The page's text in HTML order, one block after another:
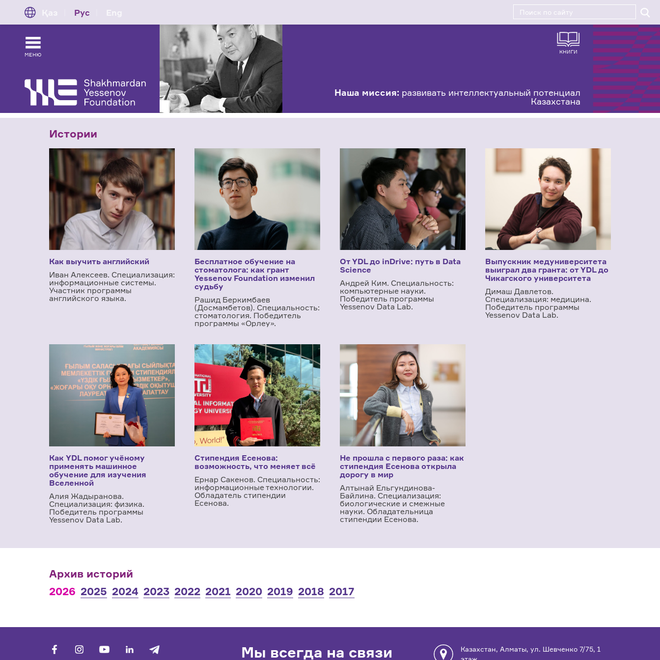
Рус
МЕНЮ КНИГИ
Наша миссия: развивать интеллектуальный потенциал
Казахстана
Истории
Как выучить английский
Иван Алексеев. Специализация:
информационные системы.
Участник программы
английского языка.
Бесплатное обучение на
стоматолога: как грант
Yessenov Foundation изменил
судьбу
Рашид Беркимбаев
(Досмамбетов). Специальность:
cтоматология. Победитель
программы «Орлеу».
От YDL до inDrive: путь в Data
Science
Андрей Ким. Специальность:
компьютерные науки.
Победитель программы
Yessenov Data Lab.
Выпускник медуниверситета
выиграл два гранта: от YDL до
Чикагского университета
Димаш Давлетов.
Специализация: медицина.
Победитель программы
Yessenov Data Lab.
Как YDL помог учёному
применять машинное
обучение для изучения
Вселенной
Алия Жадыранова.
Специализация: физика.
Победитель программы
Yessenov Data Lab.
Стипендия Есенова:
возможность, что меняет всё
Ернар Сакенов. Специальность:
информационные технологии.
Обладатель стипендии
Есенова.
Не прошла с первого раза: как
стипендия Есенова открыла
дорогу в мир
Алтынай Ельгундинова-
Байлина. Специализация:
биологические и смежные
науки. Обладательница
стипендии Есенова.
Архив историй
2026 2025 2024 2023 2022 2021 2020 2019 2018 2017
facebook youtube linkedin Мы всегда на связи
Казахстан, Алматы, ул. Шевченко 7/75, 1